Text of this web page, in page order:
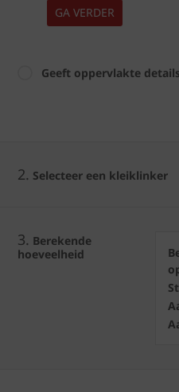
GA VERDER
Geeft oppervlakte
2. Selecteer een kleiklinker
3. Berekende
hoeveelheid